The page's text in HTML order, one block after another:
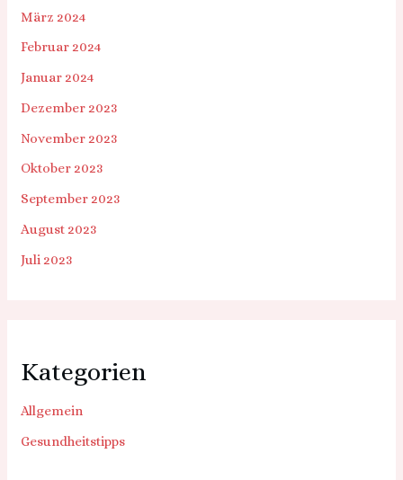
März 2024
Februar 2024
Januar 2024
Dezember 2023
November 2023
Oktober 2023
September 2023
August 2023
Juli 2023
Kategorien
Allgemein
Gesundheitstipps